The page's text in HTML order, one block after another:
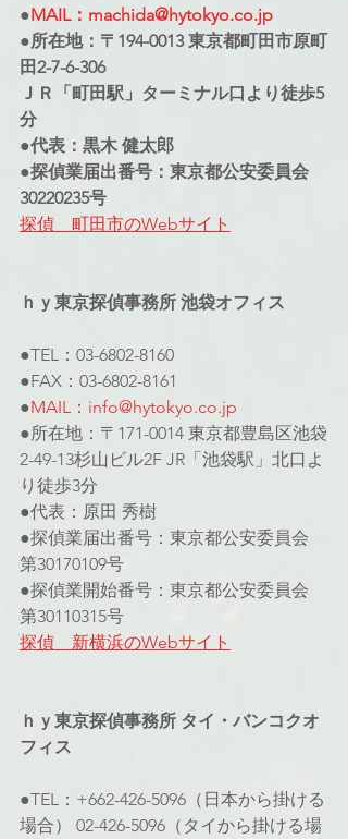
●MAIL：machida@hytokyo.co.jp
●所在地：〒194-0013 東京都町田市原町
田2-7-6-306
ＪＲ「町田駅」ターミナル口より徒歩5
分
●代表：黒木 健太郎
●探偵業届出番号：東京都公安委員会
30220235号
探偵　町田市のWebサイト
ｈｙ東京探偵事務所 池袋オフィス
●TEL：03-6802-8160
●FAX：03-6802-8161
●MAIL：info@hytokyo.co.jp
●所在地：〒171-0014 東京都豊島区池袋
2-49-13杉山ビル2F JR「池袋駅」北口よ
り徒歩3分
●代表：原田 秀樹
●探偵業届出番号：東京都公安委員会
第30170109号
●探偵業開始番号：東京都公安委員会
第30110315号
探偵　新横浜のWebサイト
ｈｙ東京探偵事務所 タイ・バンコクオ
フィス
●TEL：+662-426-5096（日本から掛ける
場合） 02-426-5096（タイから掛ける場